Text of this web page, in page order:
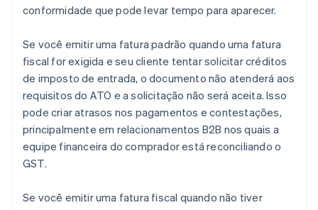
conformidade que pode levar tempo para aparecer.
Se você emitir uma fatura padrão quando uma fatura
fiscal for exigida e seu cliente tentar solicitar créditos
de imposto de entrada, o documento não atenderá aos
requisitos do ATO e a solicitação não será aceita. Isso
pode criar atrasos nos pagamentos e contestações,
principalmente em relacionamentos B2B nos quais a
equipe financeira do comprador está reconciliando o
GST.
Se você emitir uma fatura fiscal quando não tiver